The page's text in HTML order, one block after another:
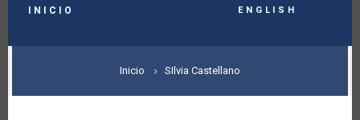
NAVIGATION
INICIO English
SOBRESCRIBIR
ENLACES
Inicio SIlvia Castellano